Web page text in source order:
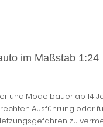
im Maßstab 1:24
und Modelbauer ab 14
Ausführung oder
zu